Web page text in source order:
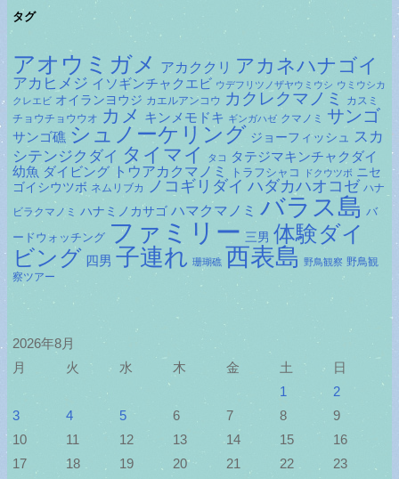
タグ
アオウミガメ アカククリ アカネハナゴイ
アカヒメジ イソギンチャクエビ ウデフリツノザヤウミウシ ウミウシカ
クレエビ オイランヨウジ カエルアンコウ カクレクマノミ
カスミ
チョウチョウウオ カメ キンメモドキ ギンガハゼ クマノミ サンゴ
サンゴ礁 シュノーケリング ジョーフィッシュ スカ
シテンジクダイ タイマイ タコ
タテジマキンチャクダイ
幼魚 ダイビング トウアカクマノミ トラフシャコ ドクウツボ ニセ
ゴイシウツボ ネムリブカ ノコギリダイ ハダカハオコゼ ハナ
ビラクマノミ ハナミノカサゴ ハマクマノミ バラス島 バ
ードウォッチング ファミリー 三男 体験ダイ
ビング 四男 子連れ 珊瑚礁 西表島 野鳥観察 野鳥観
察ツアー
2026年8月
月
火 水 木 金 土
日
1
2
3
4 5 6 7 8
9
10
11 12 13 14 15
16
17
18 19 20 21 22
23